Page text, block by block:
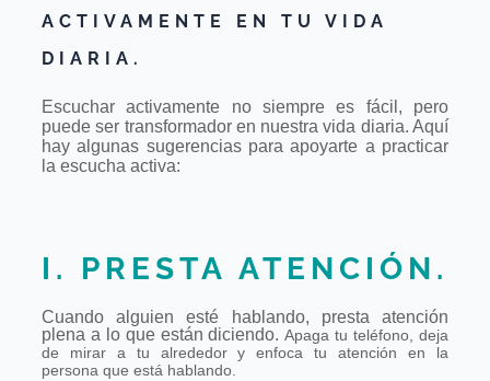
ACTIVAMENTE EN TU VIDA
DIARIA.
Escuchar activamente no siempre es fácil, pero
puede ser transformador en nuestra vida diaria. Aquí
hay algunas sugerencias para apoyarte a practicar
la escucha activa:
I. PRESTA ATENCIÓN.
Cuando alguien esté hablando, presta atención
plena a lo que están diciendo.Apaga tu teléfono, deja
de mirar a tu alrededor y enfoca tu atención en la
persona que está hablando.